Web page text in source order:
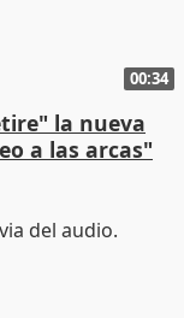
00:34
la nueva
a las arcas"